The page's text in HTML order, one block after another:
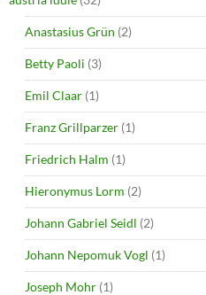
) w
)
Anastasius Grün (2)
Betty Paoli (3)
Emil Claar (1)
Franz Grillparzer (1)
Friedrich Halm (1)
Hieronymus Lorm (2)
Johann Gabriel Seidl (2)
Johann Nepomuk Vogl (1)
Joseph Mohr (1)